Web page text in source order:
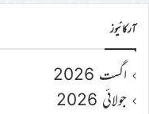
آرکائیوز
اگست 2026
جولائی 2026